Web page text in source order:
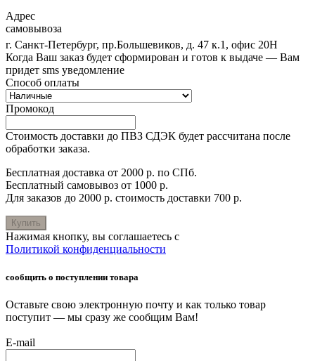
Адрес
самовывоза
г. Санкт-Петербург, пр.Большевиков, д. 47 к.1, офис 20Н
Когда Ваш заказ будет сформирован и готов к выдаче — Вам
придет sms уведомление
Способ оплаты
Промокод
Стоимость доставки до ПВЗ СДЭК будет рассчитана после
обработки заказа.
Бесплатная доставка от 2000 р. по СПб.
Бесплатный самовывоз от 1000 р.
Для заказов до 2000 р. стоимость доставки 700 р.
Купить
Нажимая кнопку, вы соглашаетесь с
Политикой конфиденциальности
сообщить о поступлении товара
Оставьте свою электронную почту и как только товар
поступит — мы сразу же сообщим Вам!
E-mail